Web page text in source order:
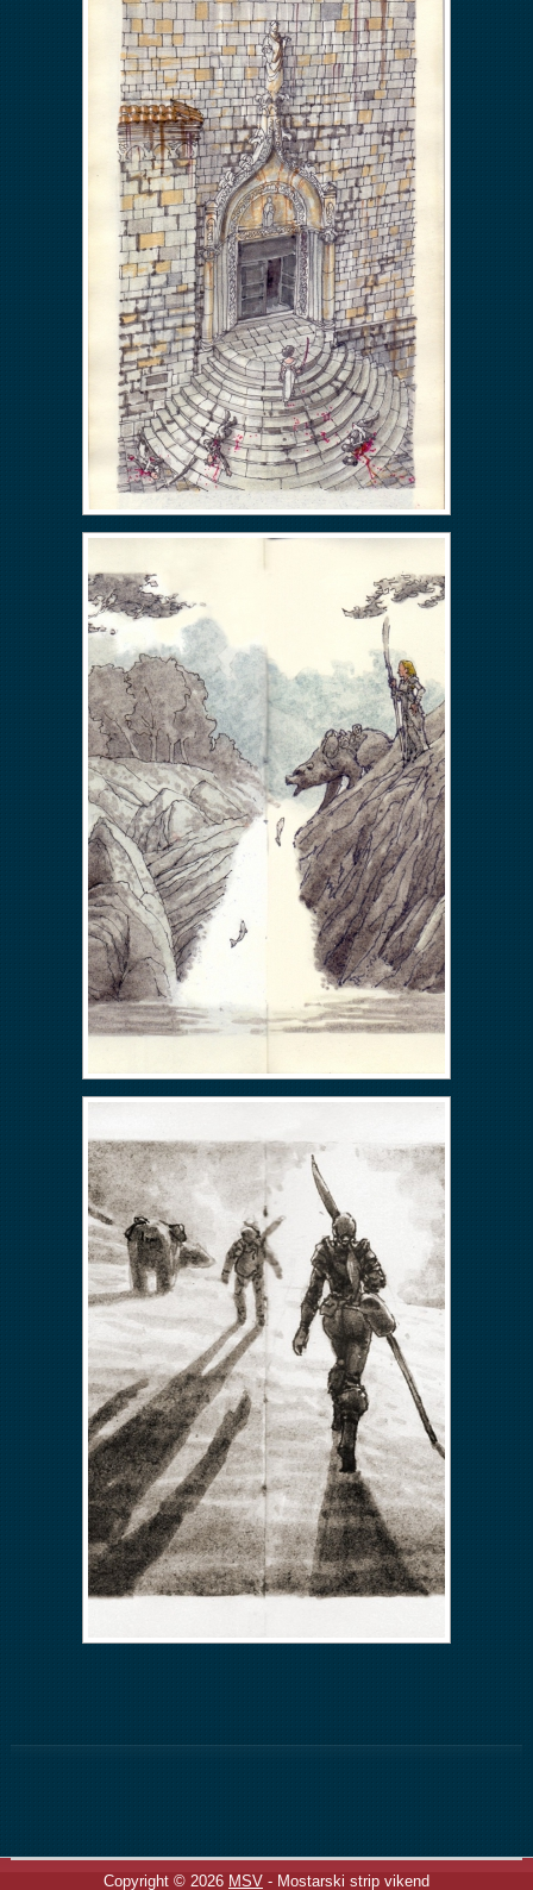
Copyright © 2026 MSV- Mostarski strip vikend